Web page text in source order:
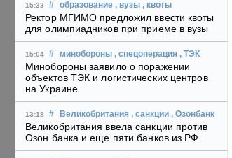
15:33 # образование , вузы , квоты
Ректор МГИМО предложил ввести квоты
для олимпиадников при приеме в вузы
15:04 # минобороны , спецоперация , ТЭК
Минобороны заявило о поражении
объектов ТЭК и логистических центров
на Украине
13:18 # Великобритания , санкции , Озонбанк
Великобритания ввела санкции против
Озон банка и еще пяти банков из РФ